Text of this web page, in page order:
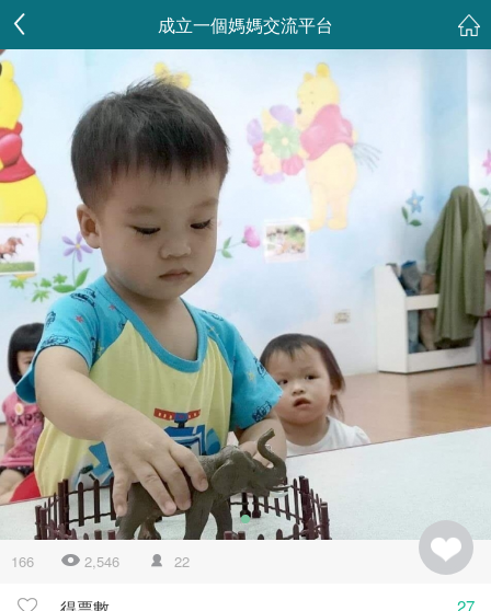
成立一個媽媽交流平台
166 2,546 22
27